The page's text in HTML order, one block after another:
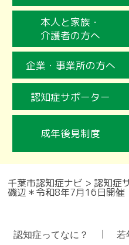
本人と家族・
介護者の方へ
企業・事業所の方へ
認知症サポーター
成年後見制度
千葉市認知症ナビ > 認知症
磯辺＊令和8年7月16日開催
認知症ってなに？
若